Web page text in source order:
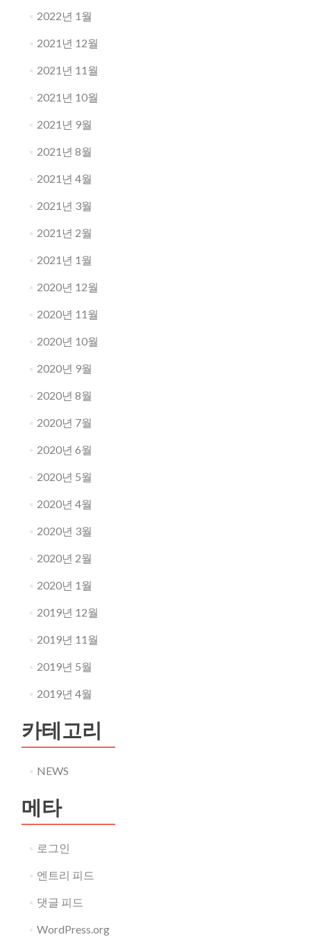
2022년 1월
2021년 12월
2021년 11월
2021년 10월
2021년 9월
2021년 8월
2021년 4월
2021년 3월
2021년 2월
2021년 1월
2020년 12월
2020년 11월
2020년 10월
2020년 9월
2020년 8월
2020년 7월
2020년 6월
2020년 5월
2020년 4월
2020년 3월
2020년 2월
2020년 1월
2019년 12월
2019년 11월
2019년 5월
2019년 4월
카테고리
NEWS
메타
로그인
엔트리 피드
댓글 피드
WordPress.org